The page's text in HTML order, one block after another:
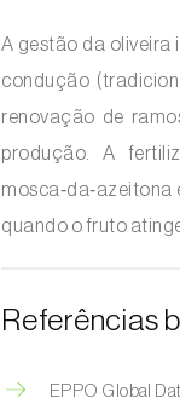
A gestão da oliveira
condução
renovação de
produção. A
quando o fruto
Referências
EPPO Global